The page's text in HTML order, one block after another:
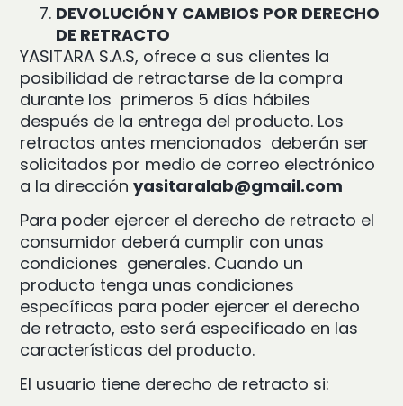
DEVOLUCIÓN Y CAMBIOS POR DERECHO
DE RETRACTO
YASITARA S.A.S, ofrece a sus clientes la
posibilidad de retractarse de la compra
durante los primeros 5 días hábiles
después de la entrega del producto. Los
retractos antes mencionados deberán ser
solicitados por medio de correo electrónico
a la direcciónyasitaralab@gmail.com
Para poder ejercer el derecho de retracto el
consumidor deberá cumplir con unas
condiciones generales. Cuando un
producto tenga unas condiciones
específicas para poder ejercer el derecho
de retracto, esto será especificado en las
características del producto.
El usuario tiene derecho de retracto si: